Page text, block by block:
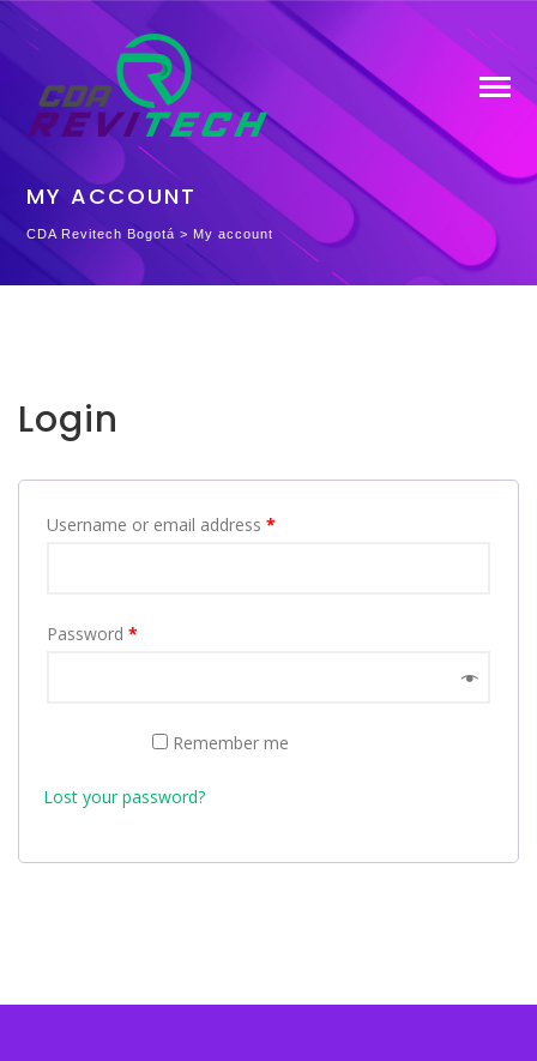
MY ACCOUNT
CDA Revitech Bogotá > My account
Login
Username or email address *
Password *
Remember me
Lost your password?